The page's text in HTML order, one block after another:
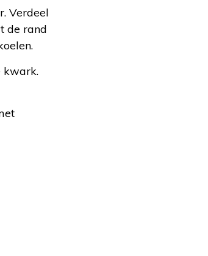
Verdeel
de rand
kwark.